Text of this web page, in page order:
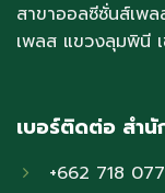
สาขาออลซีซั่นส์เพ
เพลส แขวงลุมพินี
เบอร์ติดต่อ สำ
+662 718